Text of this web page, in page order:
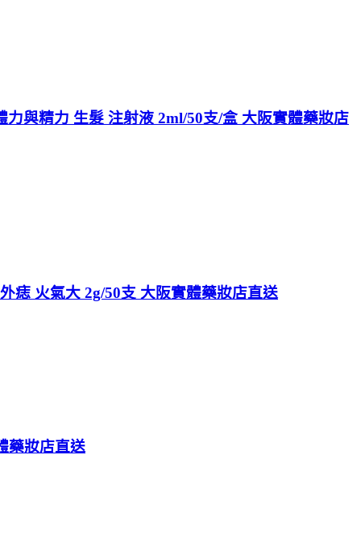
與精力 生髮 注射液 2ml/50支/盒 大阪實體藥妝店
痣 火氣大 2g/50支 大阪實體藥妝店直送
藥妝店直送